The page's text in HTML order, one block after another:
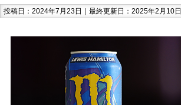
投稿日：2024年7月23日｜最終更新日：2025年2月10日